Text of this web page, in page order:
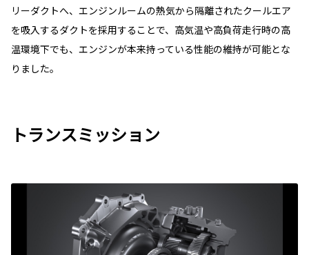
リーダクトへ、エンジンルームの熱気から隔離されたクールエア
を吸入するダクトを採用することで、高気温や高負荷走行時の高
温環境下でも、エンジンが本来持っている性能の維持が可能とな
りました。
トランスミッション